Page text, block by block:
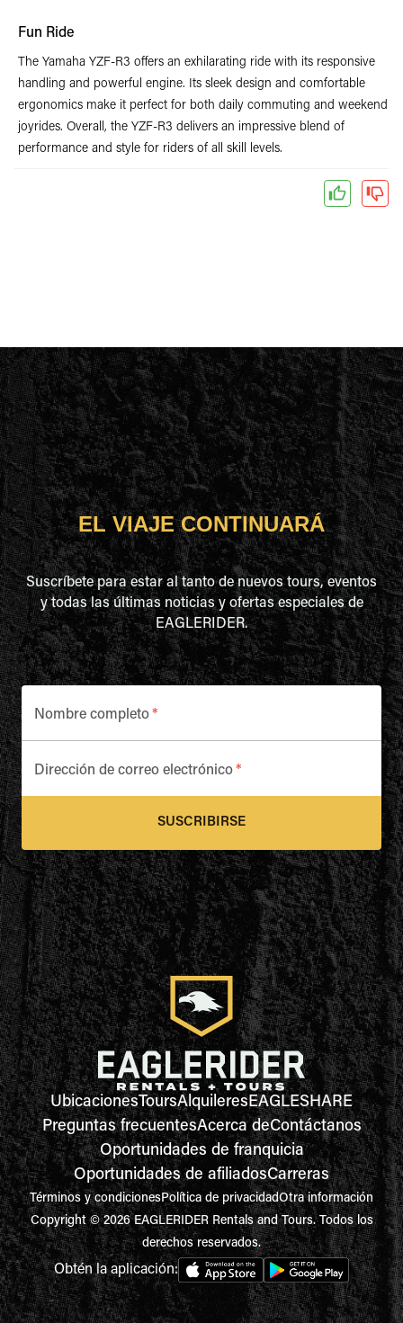
Fun Ride
The Yamaha YZF-R3 offers an exhilarating ride with its responsive
handling and powerful engine. Its sleek design and comfortable
ergonomics make it perfect for both daily commuting and weekend
joyrides. Overall, the YZF-R3 delivers an impressive blend of
performance and style for riders of all skill levels.
EL VIAJE CONTINUARÁ
Suscríbete para estar al tanto de nuevos tours, eventos
y todas las últimas noticias y ofertas especiales de
EAGLERIDER.
Nombre completo*
Dirección de correo electrónico*
SUSCRIBIRSE
UbicacionesToursAlquileresEAGLESHARE
Preguntas frecuentesAcerca deContáctanos
Oportunidades de franquicia
Oportunidades de afiliadosCarreras
Términos y condicionesPolítica de privacidadOtra información
Copyright © 2026 EAGLERIDER Rentals and Tours. Todos los
derechos reservados.
Obtén la aplicación: